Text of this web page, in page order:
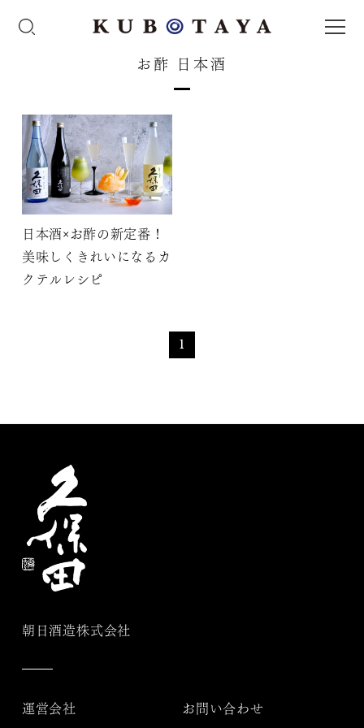
お酢 日本酒
日本酒×お酢の新定番！
美味しくきれいになるカ
クテルレシピ
1
朝日酒造株式会社
運営会社 お問い合わせ